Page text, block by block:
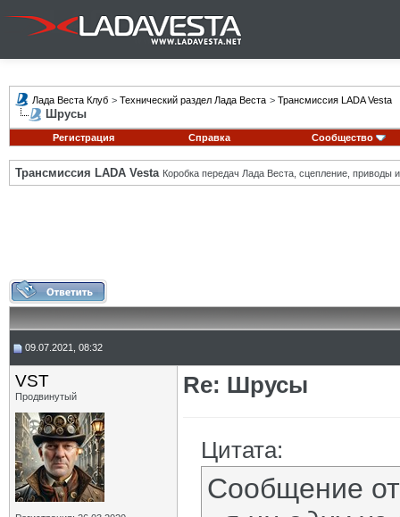
Лада Веста Клуб > Технический раздел Лада Веста > Трансмиссия LADA Vesta
Шрусы
Регистрация Справка Сообщество
Трансмиссия LADA Vesta Коробка передач Лада Веста, сцепление, приводы и
09.07.2021, 08:32
VST
Продвинутый Re: Шрусы
Цитата:
Сообщение